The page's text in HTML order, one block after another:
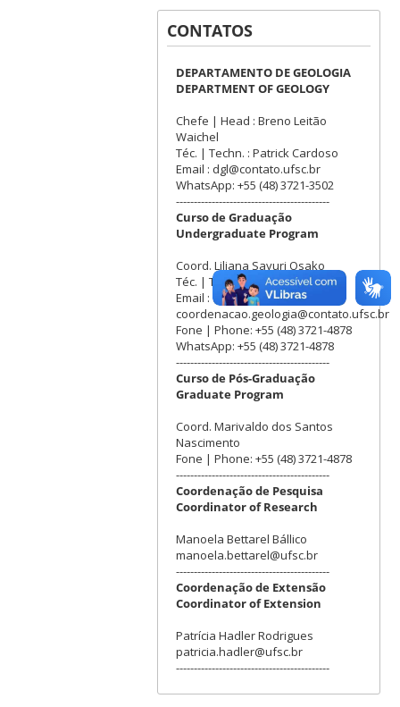
CONTATOS
DEPARTAMENTO DE GEOLOGIA
DEPARTMENT OF GEOLOGY
Chefe | Head : Breno Leitão
Waichel
Téc. | Techn. : Patrick Cardoso
Email : dgl@contato.ufsc.br
WhatsApp: +55 (48) 3721-3502
-------------------------------------------
Curso de Graduação
Undergraduate Program
Coord. Liliana Sayuri Osako
Téc. | Techn. : Vilson Artur
Email :
coordenacao.geologia@contato.ufsc.br
Fone | Phone: +55 (48) 3721-4878
WhatsApp: +55 (48) 3721-4878
-------------------------------------------
Curso de Pós-Graduação
Graduate Program
Coord. Marivaldo dos Santos
Nascimento
Fone | Phone: +55 (48) 3721-4878
-------------------------------------------
Coordenação de Pesquisa
Coordinator of Research
Manoela Bettarel Bállico
manoela.bettarel@ufsc.br
-------------------------------------------
Coordenação de Extensão
Coordinator of Extension
Patrícia Hadler Rodrigues
patricia.hadler@ufsc.br
-------------------------------------------